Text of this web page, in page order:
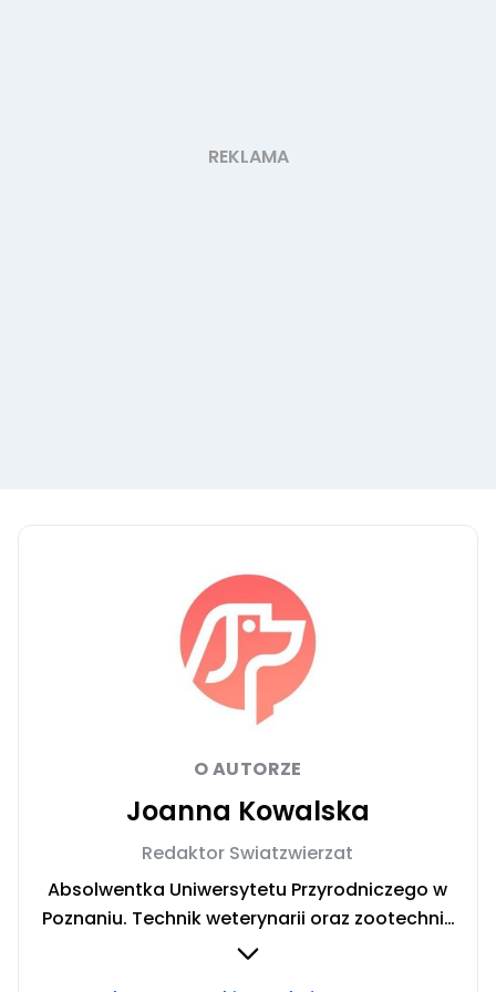
O AUTORZE
Joanna Kowalska
Redaktor Swiatzwierzat
Absolwentka Uniwersytetu Przyrodniczego w
Poznaniu. Technik weterynarii oraz zootechnik
ze specjalizacją żywienia zwierząt